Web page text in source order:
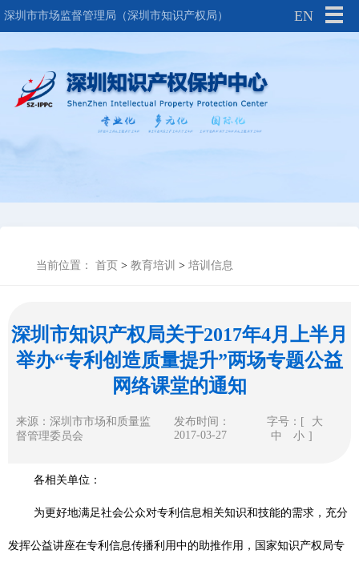
深圳市市场监督管理局（深圳市知识产权局） EN
当前位置： 首页 > 教育培训 > 培训信息
深圳市知识产权局关于2017年4月上半月
举办“专利创造质量提升”两场专题公益
网络课堂的通知
来源：深圳市市场和质量监
督管理委员会
发布时间：
2017-03-27
字号：[
大
中
小 ]
各相关单位：
为更好地满足社会公众对专利信息相关知识和技能的需求，充分
发挥公益讲座在专利信息传播利用中的助推作用，国家知识产权局专